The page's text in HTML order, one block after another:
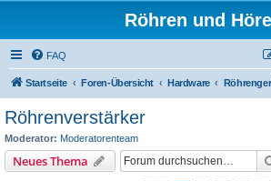
Röhren und
FAQ
Startseite Foren-Übersicht Hardware
Röhrenverstärker
Moderator: Moderatorenteam
Neues Thema